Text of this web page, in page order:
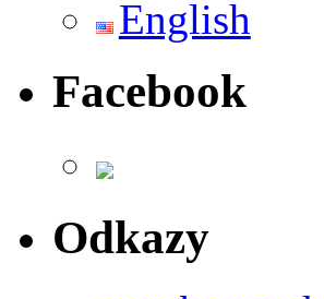
English
Facebook
Odkazy